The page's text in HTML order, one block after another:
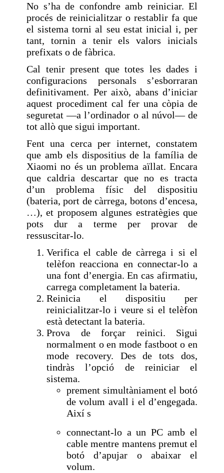
No s’ha de confondre amb reiniciar. El
procés de reinicialitzar o restablir fa que
el sistema torni al seu estat inicial i, per
tant, tornin a tenir els valors inicials
prefixats o de fàbrica.
Cal tenir present que totes les dades i
configuracions personals s’esborraran
definitivament. Per això, abans d’iniciar
aquest procediment cal fer una còpia de
seguretat —a l’ordinador o al núvol— de
tot allò que sigui important.
Fent una cerca per internet, constatem
que amb els dispositius de la família de
Xiaomi no és un problema aïllat. Encara
que caldria descartar que no es tracta
d’un problema físic del dispositiu
(bateria, port de càrrega, botons d’encesa,
…), et proposem algunes estratègies que
pots dur a terme per provar de
ressuscitar-lo.
Verifica el cable de càrrega i si el
telèfon reacciona en connectar-lo a
una font d’energia. En cas afirmatiu,
carrega completament la bateria.
Reinicia el dispositiu per
reinicialitzar-lo i veure si el telèfon
està detectant la bateria.
Prova de forçar reinici. Sigui
normalment o en mode fastboot o en
mode recovery. Des de tots dos,
tindràs l’opció de reiniciar el
sistema.
prement simultàniament el botó
de volum avall i el d’engegada.
Així s
connectant-lo a un PC amb el
cable mentre mantens premut el
botó d’apujar o abaixar el
volum.